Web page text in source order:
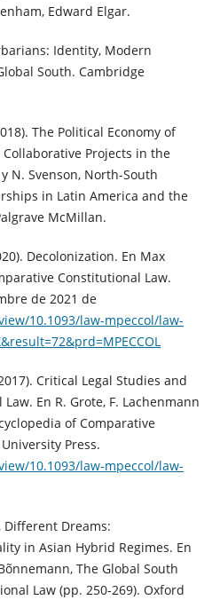
Edward Elgar.
Identity, Modern
South. Cambridge
The Political Economy of
Projects in the
N. Svenson, North-South
in Latin America and the
McMillan.
Decolonization. En Max
Constitutional Law.
de 2021 de
10.1093/law-mpeccol/law-
Critical Legal Studies and
En R. Grote, F. Lachenmann
of Comparative
Press.
10.1093/law-mpeccol/law-
Different Dreams:
in Asian Hybrid Regimes. En
The Global South
Law (pp. 250-269). Oxford